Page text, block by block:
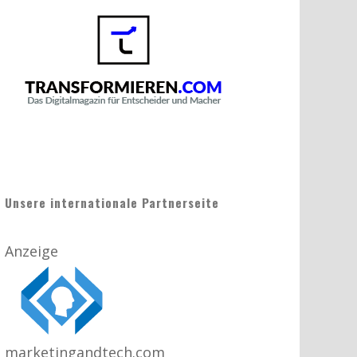
Unsere internationale Partnerseite
Anzeige
marketingandtech.com